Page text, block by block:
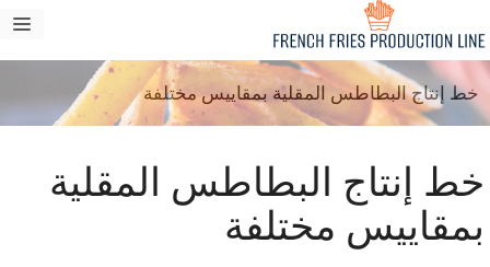
خط إنتاج البطاطس المقلية بمقاييس مختلفة
إنتاج البطاطس المقلية
مختلفة